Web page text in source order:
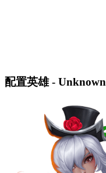
配置英雄 - Unknown